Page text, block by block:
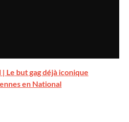
| Le but gag déjà iconique
en National